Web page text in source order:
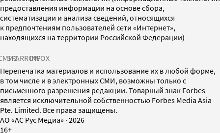
предоставления информации на основе сбора,
систематизации и анализа сведений, относящихся
к предпочтениям пользователей сети «Интернет»,
находящихся на территории Российской Федерации)
SPARROWINFOX
Перепечатка материалов и использование их в любой форме,
в том числе и в электронных СМИ, возможны только с
письменного разрешения редакции. Товарный знак Forbes
является исключительной собственностью Forbes Media Asia
Pte. Limited. Все права защищены.
AO «АС Рус Медиа» · 2026
16+